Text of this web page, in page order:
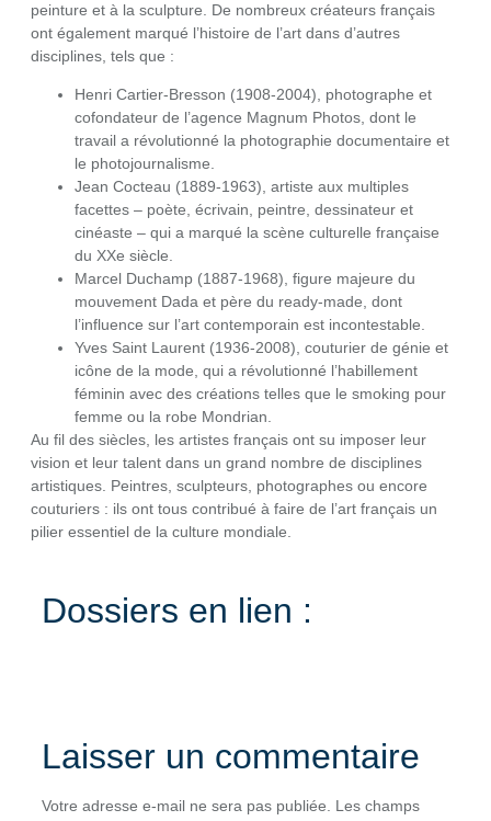
peinture et à la sculpture. De nombreux créateurs français
ont également marqué l’histoire de l’art dans d’autres
disciplines, tels que :
Henri Cartier-Bresson (1908-2004), photographe et
cofondateur de l’agence Magnum Photos, dont le
travail a révolutionné la photographie documentaire et
le photojournalisme.
Jean Cocteau (1889-1963), artiste aux multiples
facettes – poète, écrivain, peintre, dessinateur et
cinéaste – qui a marqué la scène culturelle française
du XXe siècle.
Marcel Duchamp (1887-1968), figure majeure du
mouvement Dada et père du ready-made, dont
l’influence sur l’art contemporain est incontestable.
Yves Saint Laurent (1936-2008), couturier de génie et
icône de la mode, qui a révolutionné l’habillement
féminin avec des créations telles que le smoking pour
femme ou la robe Mondrian.
Au fil des siècles, les artistes français ont su imposer leur
vision et leur talent dans un grand nombre de disciplines
artistiques. Peintres, sculpteurs, photographes ou encore
couturiers : ils ont tous contribué à faire de l’art français un
pilier essentiel de la culture mondiale.
Dossiers en lien :
Laisser un commentaire
Votre adresse e-mail ne sera pas publiée.
Les champs